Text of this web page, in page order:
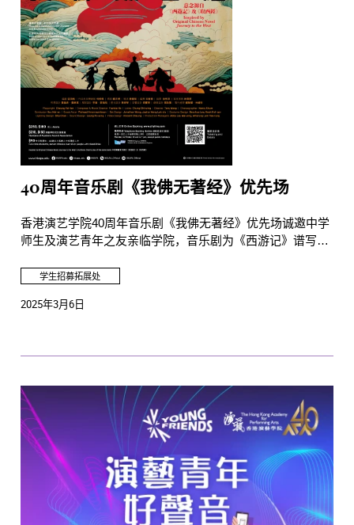
40周年音乐剧《我佛无著经》优先场
香港演艺学院40周年音乐剧《我佛无著经》优先场诚邀中学
师生及演艺青年之友亲临学院，音乐剧为《西游记》谱写新
之馀，更有别开生面的观赏感受。
学生招募拓展处
2025年3月6日